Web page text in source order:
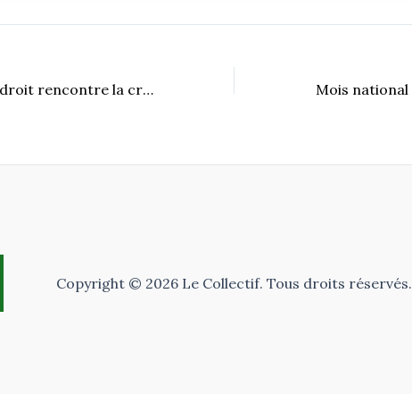
Comment le droit rencontre la crise du logement?
Copyright © 2026 Le Collectif. Tous droits réservés.